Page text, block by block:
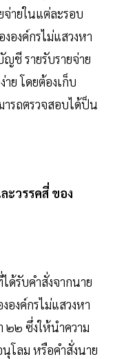
ายในแต่ละรอบ
งค์กรไม่แสวงหา
ญชี รายรับรายจ่าย
ย โดยต้องเก็บ
ารถตรวจสอบได้ป็น
ะวรรคสี่ ของ
ด้รับคำสั่งจากนาย
องค์กรไม่แสวงหา
๒๒ ซึ่งให้นำความ
โลม หรือคำสั่งนาย